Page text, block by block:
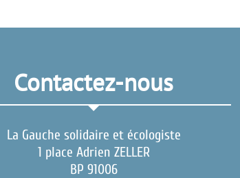
Contactez-nous
La Gauche solidaire et écologiste
1 place Adrien ZELLER
BP 91006